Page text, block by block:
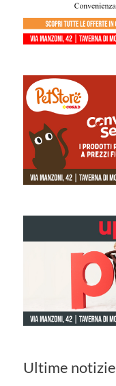
Ultime notizie